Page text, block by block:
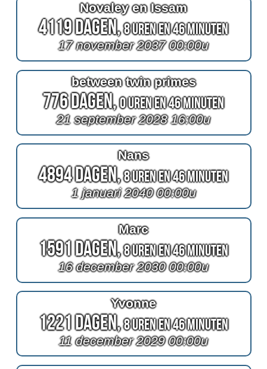
Novaley en Issam
4119 Dagen,8 Uren en 46 Minuten
17 november 2037 00:00u
between twin primes
776 Dagen,0 Uren en 46 Minuten
21 september 2028 16:00u
Nans
4894 Dagen,8 Uren en 46 Minuten
1 januari 2040 00:00u
Marc
1591 Dagen,8 Uren en 46 Minuten
16 december 2030 00:00u
Yvonne
1221 Dagen,8 Uren en 46 Minuten
11 december 2029 00:00u